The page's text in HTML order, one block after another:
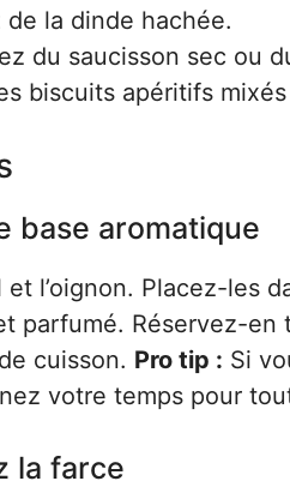
la dinde hachée.
du saucisson sec ou
biscuits apéritifs
base aromatique
et l’oignon. Placez-les
parfumé. Réservez-
cuisson. Pro tip : Si
votre temps pour
la farce